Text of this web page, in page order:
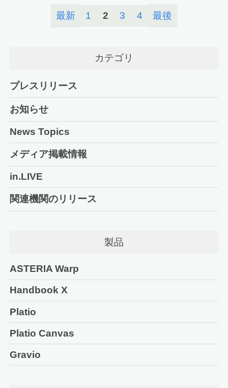
最新 1 2 3 4 最後
カテゴリ
プレスリリース
お知らせ
News Topics
メディア掲載情報
in.LIVE
関連機関のリリース
製品
ASTERIA Warp
Handbook X
Platio
Platio Canvas
Gravio